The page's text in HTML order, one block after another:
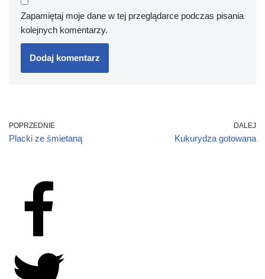
Zapamiętaj moje dane w tej przeglądarce podczas pisania
kolejnych komentarzy.
POPRZEDNIE
Placki ze śmietaną
DALEJ
Kukurydza gotowana